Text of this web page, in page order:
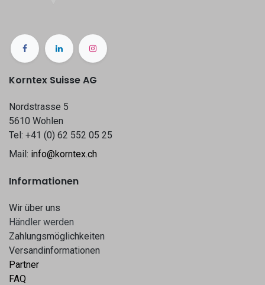
Korntex Suisse AG
Nordstrasse 5
5610 Wohlen
Tel: +41 (0) 62 552 05 25
Mail: info@korntex.ch
Informationen
Wir über uns
Hä​​ndle​​r werden​​
Zahlungsmöglichkeiten
Versandinformationen
Partner
FAQ